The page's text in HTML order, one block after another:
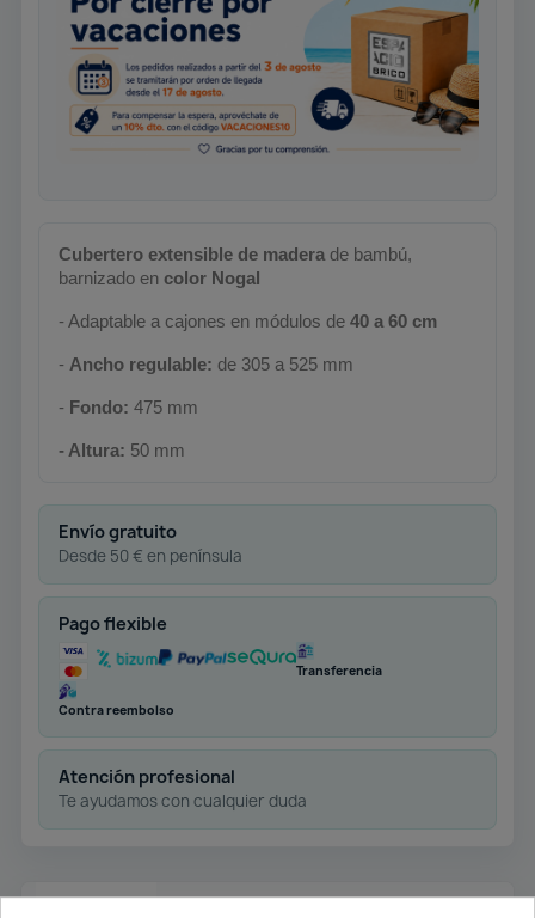
Cubertero extensible de madera de bambú,
barnizado en color Nogal
- Adaptable a cajones en módulos de 40 a 60 cm
- Ancho regulable: de 305 a 525 mm
- Fondo: 475 mm
- Altura: 50 mm
Envío gratuito
Desde 50 € en península
Pago flexible
Transferencia
Contra reembolso
Atención profesional
Te ayudamos con cualquier duda